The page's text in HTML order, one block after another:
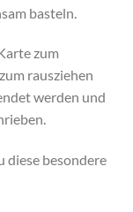
basteln.
zum
rausziehen
werden und
diese besondere